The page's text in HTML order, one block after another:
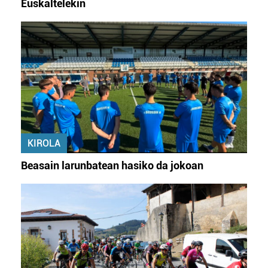
Euskaltelekin
KIROLA
Beasain larunbatean hasiko da jokoan